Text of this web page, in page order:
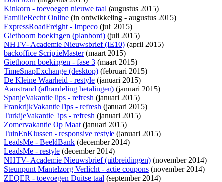
Kinkorn - toevoegen nieuwe taal (augustus 2015)
FamilieRecht Online (in ontwikkeling - augustus 2015)
ExpressRoadFreight - Impeco (juli 2015)
Giethoorn boekingen (planbord) (juli 2015)
NHTV- Academie Nieuwsbrief (IE10) (april 2015)
backoffice ScriptieMaster(maart 2015)
Giethoorn boekingen - fase 3 (maart 2015)
TimeSnapExchange (desktop) (februari 2015)
De Kleine Waarheid - restyle (januari 2015)
Aanstrand (afhandeling betalingen) (januari 2015)
SpanjeVakantieTips - refresh (januari 2015)
FrankrijkVakantieTips - refresh (januari 2015)
TurkijeVakantieTips - refresh (januari 2015)
Zomervakantie Op Maat(januari 2015)
TuinEnKlussen - responsive restyle (januari 2015)
LeadsMe - BeeldBank (december 2014)
LeadsMe - restyle (december 2014)
NHTV- Academie Nieuwsbrief (uitbreidingen) (november 2014)
Steunpunt Mantelzorg Verlicht - actie coupons (november 2014)
ZEQER - toevoegen Duitse taal (september 2014)